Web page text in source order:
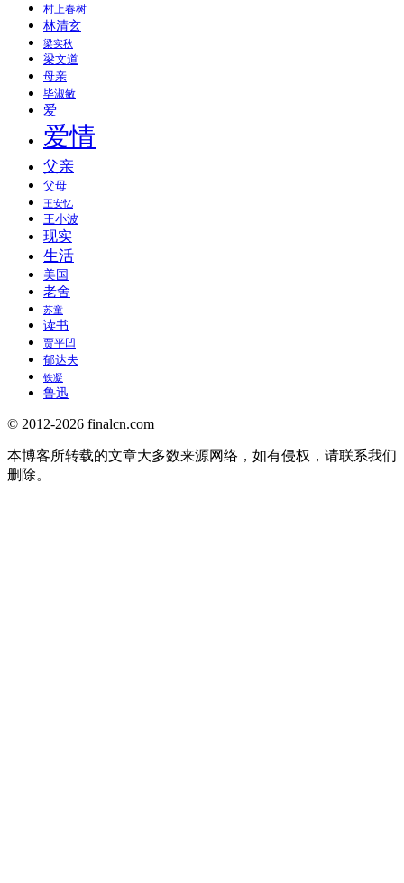
村上春树
林清玄
梁实秋
梁文道
母亲
毕淑敏
爱
爱情
父亲
父母
王安忆
王小波
现实
生活
美国
老舍
苏童
读书
贾平凹
郁达夫
铁凝
鲁迅
© 2012-2026 finalcn.com
本博客所转载的文章大多数来源网络，如有侵权，请联系我们
删除。